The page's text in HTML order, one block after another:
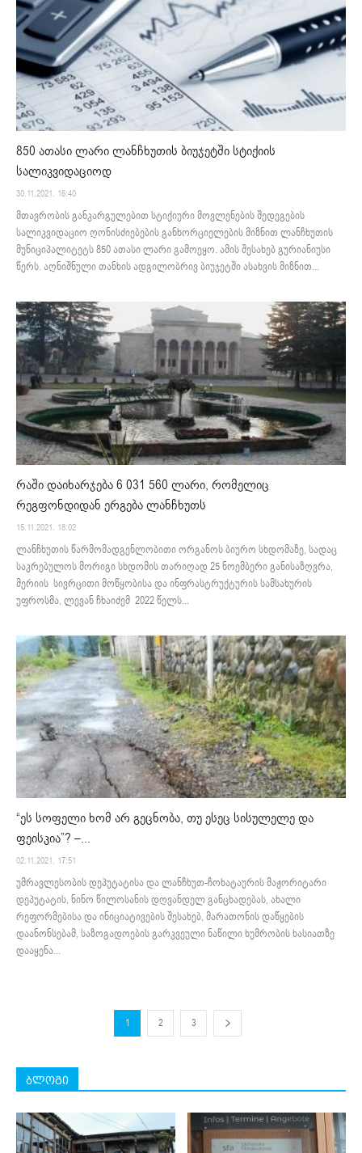
850 ათასი ლარი ლანჩხუთის ბიუჯეტში სტიქიის
სალიკვიდაციოდ
30.11.2021. 16:40
მთავრობის განკარგულებით სტიქიური მოვლენების შედეგების
სალიკვიდაციო ღონისძიებების განხორციელების მიზნით ლანჩხუთის
მუნიციპალიტეტს 850 ათასი ლარი გამოეყო. ამის შესახებ გურიანიუსი
წერს. აღნიშნული თანხის ადგილობრივ ბიუჯეტში ასახვის მიზნით...
რაში დაიხარჯება 6 031 560 ლარი, რომელიც
რეგფონდიდან ერგება ლანჩხუთს
15.11.2021. 18:02
ლანჩხუთის წარმომადგენლობითი ორგანოს ბიურო სხდომაზე, სადაც
საკრებულოს მორიგი სხდომის თარიღად 25 ნოემბერი განისაზღვრა,
მერიის სივრცითი მოწყობისა და ინფრასტრუქტურის სამსახურის
უფროსმა, ლევან ჩხაიძემ 2022 წელს...
“ეს სოფელი ხომ არ გეცნობა, თუ ესეც სისულელე და
ფეისკია”? –...
02.11.2021. 17:51
უმრავლესობის დეპუტატისა და ლანჩხუთ-ჩოხატაურის მაჟორიტარი
დეპუტატის, ნინო წილოსანის დღვანდელ განცხადებას, ახალი
რეფორმებისა და ინიციატივების შესახებ, მარათონის დაწყების
დაანონსებამ, საზოგადოების გარკვეული ნაწილი ხუმრობის ხასიათზე
დააყენა...
1 2 3
ბლოგი